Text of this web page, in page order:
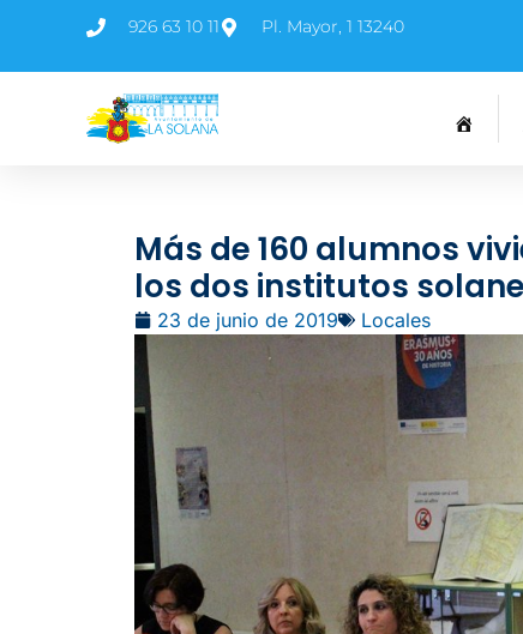
926 63 10 11 Pl. Mayor, 1 13240
Más de 160 alumnos
los dos institutos
23 de junio de 2019 Locales